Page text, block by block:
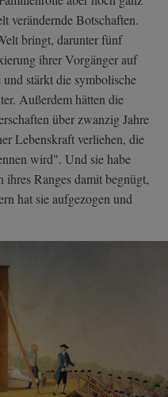
verändernde Botschaften.
bringt, darunter fünf
ihrer Vorgänger auf
stärkt die symbolische
Außerdem hätten die
über zwanzig Jahre
Lebenskraft verliehen, die
wird". Und sie habe
Ranges damit begnügt,
hat sie aufgezogen und